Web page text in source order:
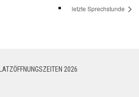
letzte Sprechstunde
2026